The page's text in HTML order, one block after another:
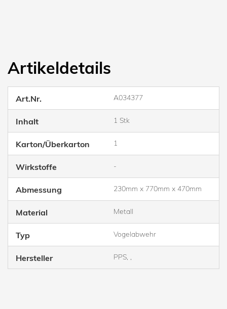
Artikeldetails
Art.Nr. A034377
Inhalt 1 Stk
Karton/Überkarton 1
Wirkstoffe -
Abmessung 230mm x 770mm x 470mm
Material Metall
Typ Vogelabwehr
Hersteller PPS, ,